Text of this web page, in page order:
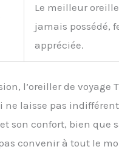
Le meilleur
jamais possédé,
appréciée.
l’oreiller de voyage
ne laisse pas
son confort, bien que
convenir à tout le